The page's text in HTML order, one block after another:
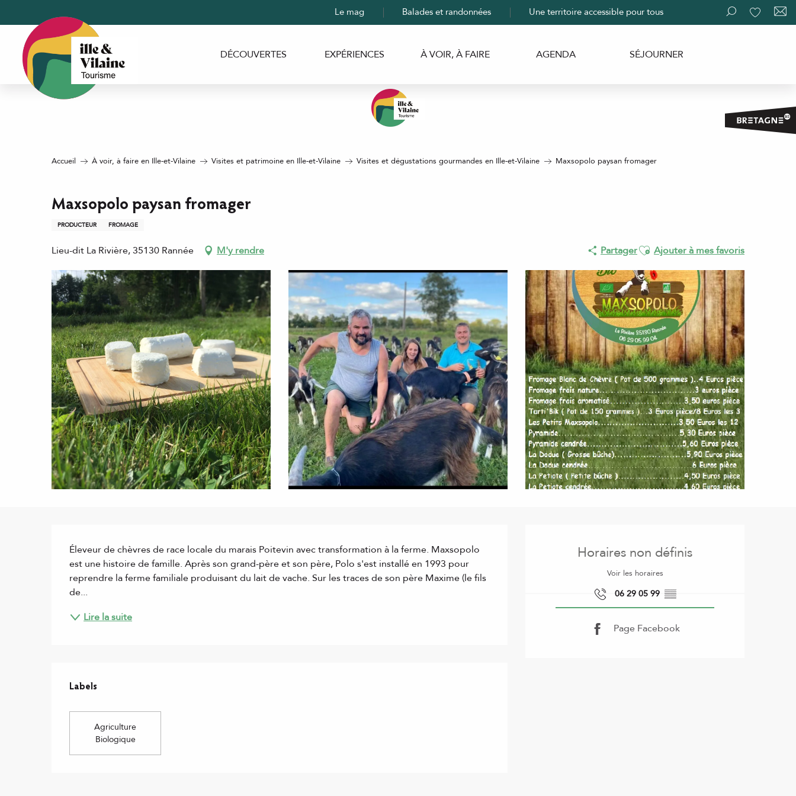
contenu
principal
Recherche
Le mag Balades et randonnées Une territoire accessible pour tous
DÉCOUVERTES EXPÉRIENCES À VOIR, À FAIRE AGENDA SÉJOURNER
Accueil À voir, à faire en Ille-et-Vilaine Visites et patrimoine en Ille-et-Vilaine Visites et dégustations gourmandes en Ille-et-Vilaine Maxsopolo paysan fromager
Maxsopolo paysan fromager
PRODUCTEUR FROMAGE
Lieu-dit La Rivière, 35130 Rannée M'y rendre PartagerAjouter aux favoris
Ajouter à mes favoris
Horaires non définis
Voir les horaires
06 29 05 99 ▒▒
Page Facebook
Éleveur de chèvres de race locale du marais Poitevin avec transformation à la ferme. Maxsopolo
est une histoire de famille. Après son grand-père et son père, Polo s'est installé en 1993 pour
reprendre la ferme familiale produisant du lait de vache. Sur les traces de son père Maxime (le fils
de...
Lire la suite
Labels
Labels
Agriculture
Biologique